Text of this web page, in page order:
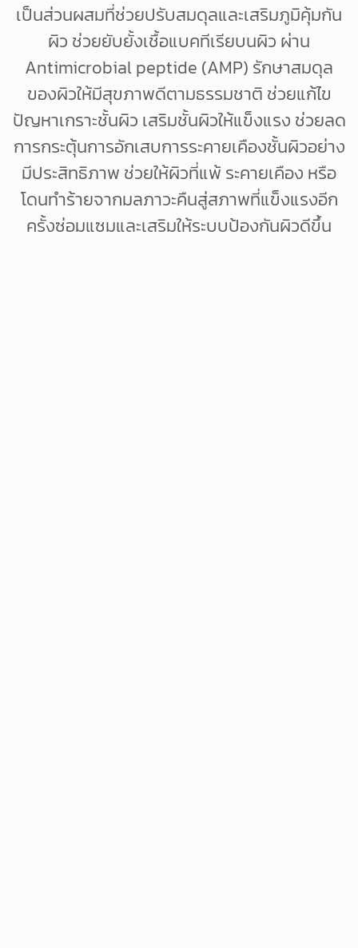
เป็นส่วนผสมที่ช่วยปรับสมดุลและเสริมภูมิคุ้มกัน
ผิว ช่วยยับยั้งเชื้อแบคทีเรียบนผิว ผ่าน
Antimicrobial peptide (AMP) รักษาสมดุล
ของผิวให้มีสุขภาพดีตามธรรมชาติ ช่วยแก้ไข
ปัญหาเกราะชั้นผิว เสริมชั้นผิวให้แข็งแรง ช่วยลด
การกระตุ้นการอักเสบการระคายเคืองชั้นผิวอย่าง
มีประสิทธิภาพ ช่วยให้ผิวที่แพ้ ระคายเคือง หรือ
โดนทำร้ายจากมลภาวะคืนสู่สภาพที่แข็งแรงอีก
ครั้งซ่อมแซมและเสริมให้ระบบป้องกันผิวดีขึ้น